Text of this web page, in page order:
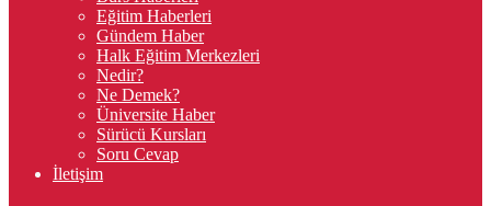
Eğitim Haberleri
Gündem Haber
Halk Eğitim Merkezleri
Nedir?
Ne Demek?
Üniversite Haber
Sürücü Kursları
Soru Cevap
İletişim